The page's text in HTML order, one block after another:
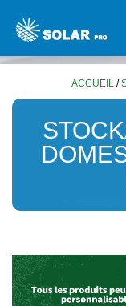
ACCUEIL /